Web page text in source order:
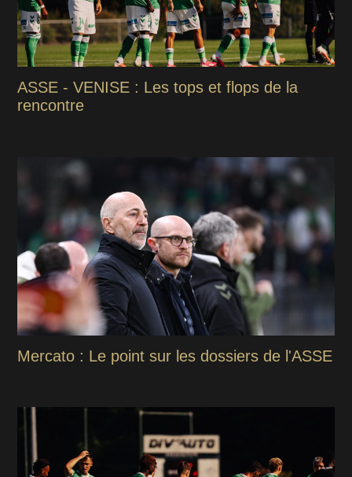
ASSE - VENISE : Les tops et flops de la
rencontre
Mercato : Le point sur les dossiers de l'ASSE